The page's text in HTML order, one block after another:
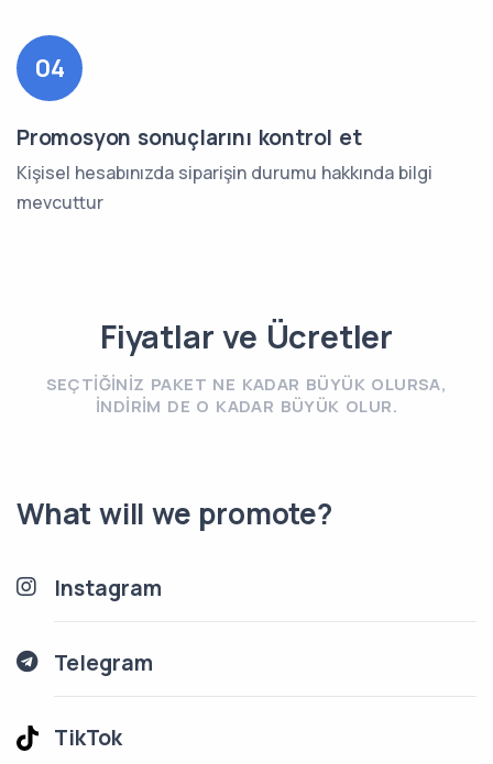
04
Promosyon sonuçlarını kontrol et
Kişisel hesabınızda siparişin durumu hakkında bilgi
mevcuttur
Fiyatlar ve Ücretler
SEÇTIĞINIZ PAKET NE KADAR BÜYÜK OLURSA,
INDIRIM DE O KADAR BÜYÜK OLUR.
What will we promote?
Instagram
Telegram
TikTok